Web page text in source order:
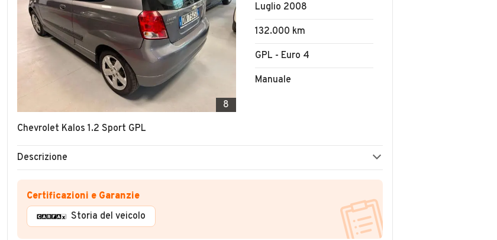
8
Chevrolet Kalos 1.2 Sport GPL
Luglio 2008
132.000 km
GPL - Euro 4
Manuale
Descrizione
Certificazioni e Garanzie
Storia del veicolo